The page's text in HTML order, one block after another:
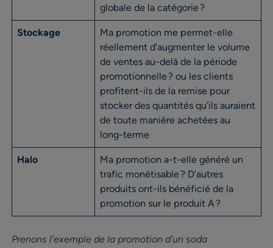
globale de la catégorie ?
Stockage
Ma promotion me permet-elle
réellement d’augmenter le volume
de ventes au-delà de la période
promotionnelle ? ou les clients
profitent-ils de la remise pour
stocker des quantités qu’ils auraient
de toute manière achetées au
long-terme
Halo
Ma promotion a-t-elle généré un
trafic monétisable ? D’autres
produits ont-ils bénéficié de la
promotion sur le produit A ?
Prenons l’exemple de la promotion d’un soda